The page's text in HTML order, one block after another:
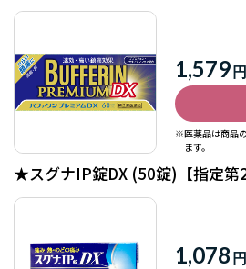
1,579 円
※医薬品は商品
ます。
★スグナIP錠DX (50錠)【指定第2
1,078 円